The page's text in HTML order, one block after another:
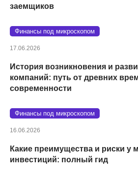
заемщиков
Финансы под микроскопом
17.06.2026
История возникновения и
компаний: путь от древних
современности
Финансы под микроскопом
16.06.2026
Какие преимущества и риски у
инвестиций: полный гид